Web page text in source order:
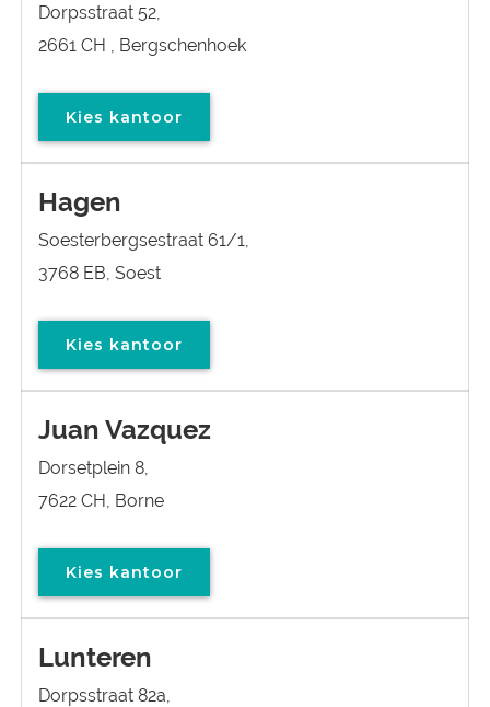
Dorpsstraat 52,
2661 CH , Bergschenhoek
Kies kantoor
Hagen
Soesterbergsestraat 61/1,
3768 EB, Soest
Kies kantoor
Juan Vazquez
Dorsetplein 8,
7622 CH, Borne
Kies kantoor
Lunteren
Dorpsstraat 82a,